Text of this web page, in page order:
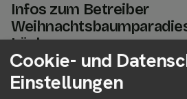
Infos zum Betreiber
Löchgau
Betreiber Adresse
Cookie- und
Einstellungen